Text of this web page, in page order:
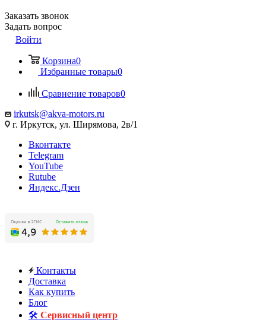
Заказать звонок
Задать вопрос
Войти
Корзина0
Избранные товары0
Сравнение товаров0
irkutsk@akva-motors.ru
г. Иркутск, ул. Ширямова, 2в/1
Вконтакте
Telegram
YouTube
Rutube
Яндекс.Дзен
Контакты
Доставка
Как купить
Блог
🛠️ Сервисный центр